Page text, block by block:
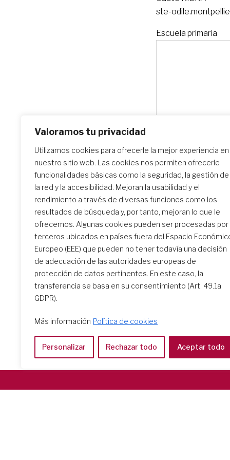
Valoramos tu privacidad
Utilizamos cookies para ofrecerle la mejor experiencia en
nuestro sitio web. Las cookies nos permiten ofrecerle
funcionalidades básicas como la seguridad, la gestión de
la red y la accesibilidad. Mejoran la usabilidad y el
rendimiento a través de diversas funciones como los
resultados de búsqueda y, por tanto, mejoran lo que le
ofrecemos. Algunas cookies pueden ser procesadas por
terceros ubicados en países fuera del Espacio
Europeo (EEE) que pueden no tener todavía una decisión
de adecuación de las autoridades europeas de
protección de datos pertinentes. En este caso, la
transferencia se basa en su consentimiento (Art. 49.1a
GDPR).
Más información Política de cookies
Personalizar Rechazar todo Aceptar todo
ste-
Escuela primaria
Buscar centros